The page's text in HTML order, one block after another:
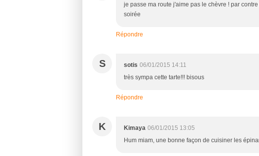
je passe ma route j'aime pas le chèvre ! par
soirée
Répondre
S sotis 06/01/2015 14:11
très sympa cette tarte!!! bisous
Répondre
K Kimaya 06/01/2015 13:05
Hum miam, une bonne façon de cuisiner les